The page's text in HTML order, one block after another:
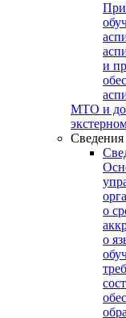
и
МТО и
Сведения
о
о